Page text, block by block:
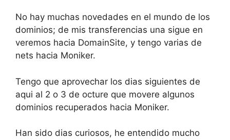
No hay muchas novedades en el mundo de los
dominios; de mis transferencias una sigue en
veremos hacia DomainSite, y tengo varias de
nets hacia Moniker.
Tengo que aprovechar los dias siguientes de
aqui al 2 o 3 de octure que movere algunos
dominios recuperados hacia Moniker.
Han sido dias curiosos, he entendido mucho